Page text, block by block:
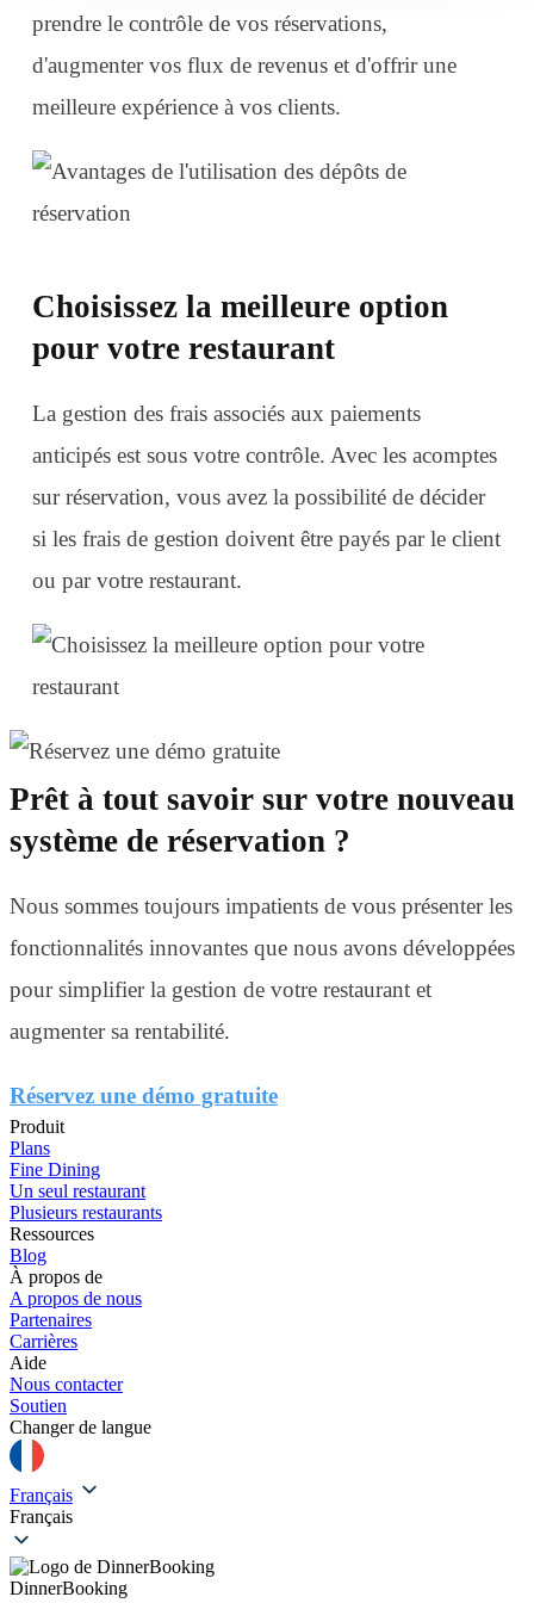
prendre le contrôle de vos réservations,
d'augmenter vos flux de revenus et d'offrir une
meilleure expérience à vos clients.
Choisissez la meilleure option
pour votre restaurant
La gestion des frais associés aux paiements
anticipés est sous votre contrôle. Avec les acomptes
sur réservation, vous avez la possibilité de décider
si les frais de gestion doivent être payés par le client
ou par votre restaurant.
Prêt à tout savoir sur votre nouveau
système de réservation ?
Nous sommes toujours impatients de vous présenter les
fonctionnalités innovantes que nous avons développées
pour simplifier la gestion de votre restaurant et
augmenter sa rentabilité.
Réservez une démo gratuite
Produit
Plans
Fine Dining
Un seul restaurant
Plusieurs restaurants
Ressources
Blog
À propos de
A propos de nous
Partenaires
Carrières
Aide
Nous contacter
Soutien
Changer de langue
Français
Français
DinnerBooking